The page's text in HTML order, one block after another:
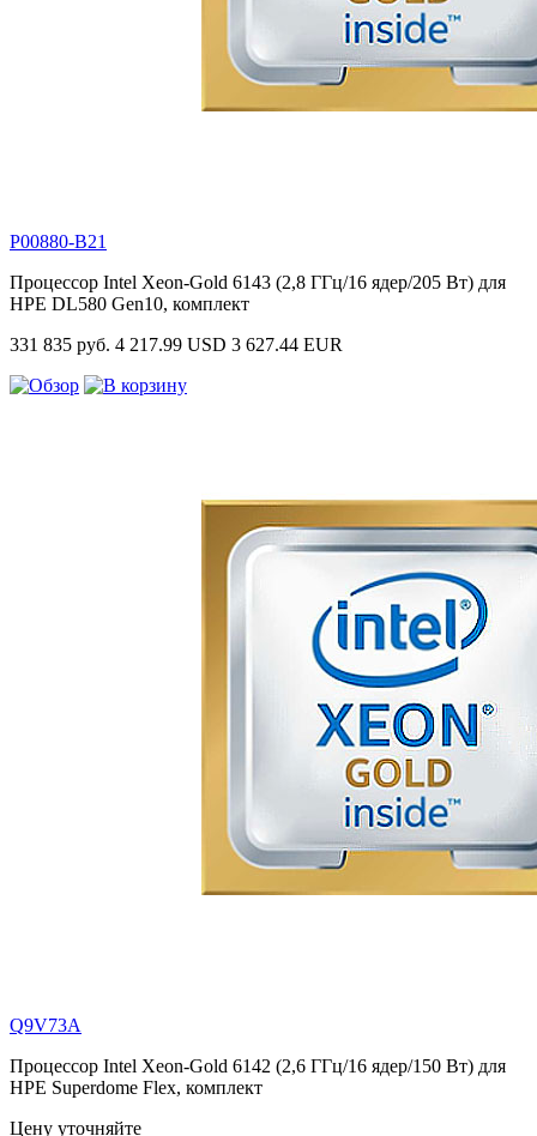
P00880-B21
Процессор Intel Xeon-Gold 6143 (2,8 ГГц/16 ядер/205 Вт) для
HPE DL580 Gen10, комплект
331 835 руб. 4 217.99 USD 3 627.44 EUR
Q9V73A
Процессор Intel Xeon-Gold 6142 (2,6 ГГц/16 ядер/150 Вт) для
HPE Superdome Flex, комплект
Цену уточняйте